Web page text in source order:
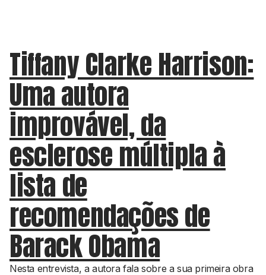
Tiffany Clarke Harrison:
Uma autora
improvável, da
esclerose múltipla à
lista de
recomendações de
Barack Obama
Nesta entrevista, a autora fala sobre a sua primeira obra